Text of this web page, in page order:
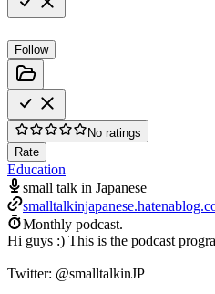
Follow
No ratings
Rate
Education
small talk in Japanese
Monthly podcast.
Hi guys :) This is the podcast
Twitter: @smalltalkinJP